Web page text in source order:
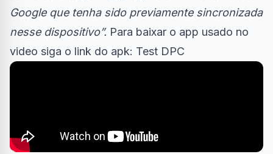
Google que tenha sido previamente sincronizada
nesse dispositivo”. Para baixar o app usado no
video siga o link do apk: Test DPC